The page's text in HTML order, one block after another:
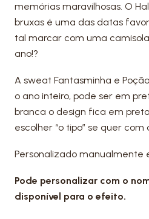
memórias maravilhosas. O
bruxas é uma das datas
tal marcar com uma
ano!?
A sweat Fantasminha e
o ano inteiro, pode ser em
branca o design fica em
escolher “o tipo” se quer com
Personalizado manualmente
Pode personalizar com o
disponível para o efeito.